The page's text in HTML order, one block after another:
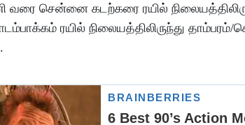
வரை சென்னை கடற்கரை ரயில்
ரயில் நிலையத்திலிருந்து தாம்பரம்/